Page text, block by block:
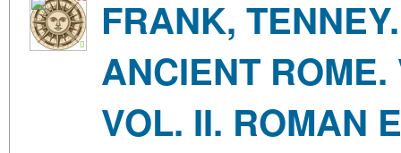
FRANK,
ANCIENT
VOL. II. ROMAN